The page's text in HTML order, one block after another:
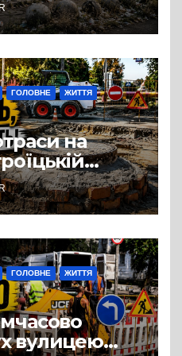
ГОЛОВНЕ ЖИТТЯ
на
із
термінами.
відкрили
ГОЛОВНЕ ЖИТТЯ
вулицею